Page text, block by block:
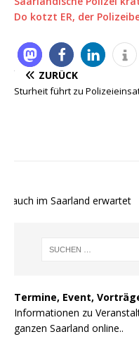
Do kotzt ER, der
ZURÜCK
Sturheit führt zu
im Saarland erwartet
Termine, Event,
Informationen zu
ganzen Saarland online..